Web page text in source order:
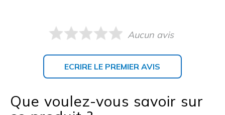
Aucun avis
ECRIRE LE PREMIER AVIS
Que voulez-vous savoir sur